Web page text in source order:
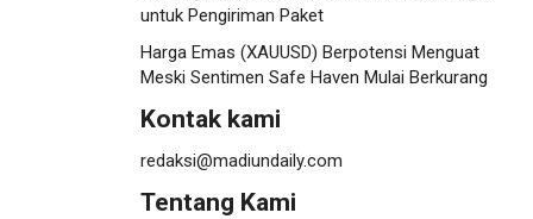
untuk Pengiriman Paket
Harga Emas (XAUUSD) Berpotensi Menguat
Meski Sentimen Safe Haven Mulai Berkurang
Kontak kami
redaksi@madiundaily.com
Tentang Kami